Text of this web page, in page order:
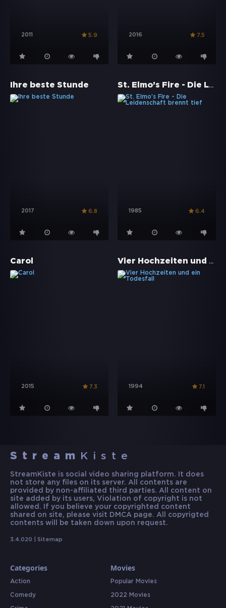
2011 5.9 2016 7.5
Ihre beste Stunde
2017 6.8
St. Elmo’s Fire - Die Leidenschaft brennt tief
1985 6.4
Carol
2015 7.3
Vier Hochzeiten und ein Todesfall
1994 7.1
Stream Kiste
StreamKiste is social video sharing platform. It does
not store any files on its server. All contents are
provided by non-affiliated third parties. All content on
site added by its users, Violation of copyright is not
allowed. If you believe your copyrighted content
shared on site, please visit DMCA page. All copyrigted
contents will be taken down upon request.
3.4.020 | Sitemap
Categories
Action
Comedy
Movies
Popular Movies
2022 Movies